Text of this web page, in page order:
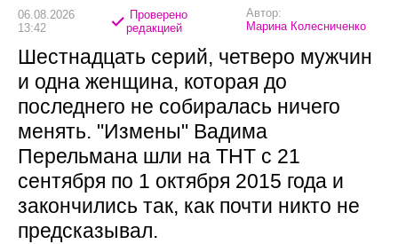
06.08.2026
13:42
Проверено
редакцией
Автор:
Марина Колесниченко
Шестнадцать серий, четверо мужчин
и одна женщина, которая до
последнего не собиралась ничего
менять. "Измены" Вадима
Перельмана шли на ТНТ с 21
сентября по 1 октября 2015 года и
закончились так, как почти никто не
предсказывал.